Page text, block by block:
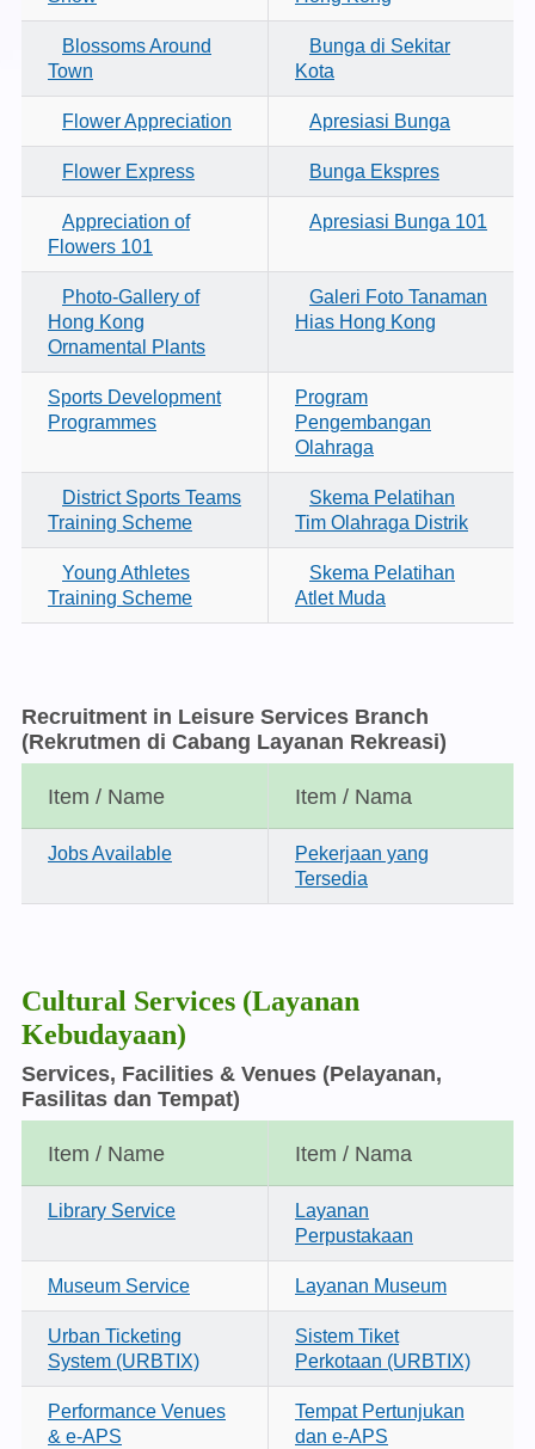
Blossoms Around
Town
Bunga di Sekitar
Kota
Flower Appreciation Apresiasi Bunga
Flower Express Bunga Ekspres
Appreciation of
Flowers 101
Apresiasi Bunga 101
Photo-Gallery of
Hong Kong
Ornamental Plants
Galeri Foto Tanaman
Hias Hong Kong
Sports Development
Programmes
Program
Pengembangan
Olahraga
District Sports Teams
Training Scheme
Skema Pelatihan
Tim Olahraga Distrik
Young Athletes
Training Scheme
Skema Pelatihan
Atlet Muda
Recruitment in Leisure Services Branch
(Rekrutmen di Cabang Layanan Rekreasi)
Item / Name Item / Nama
Jobs Available
Pekerjaan yang
Tersedia
Cultural Services (Layanan
Kebudayaan)
Services, Facilities & Venues (Pelayanan,
Fasilitas dan Tempat)
Item / Name Item / Nama
Library Service
Layanan
Perpustakaan
Museum Service Layanan Museum
Urban Ticketing
System (URBTIX)
Sistem Tiket
Perkotaan (URBTIX)
Performance Venues
& e-APS
Tempat Pertunjukan
dan e-APS